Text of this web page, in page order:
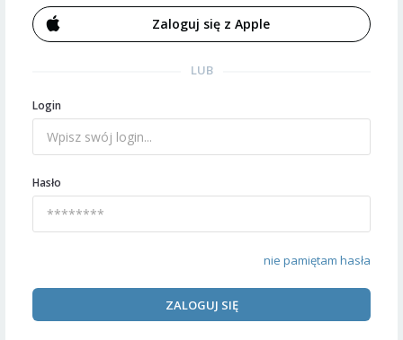
Zaloguj się z Apple
LUB
Login
Hasło
nie pamiętam hasła
ZALOGUJ SIĘ